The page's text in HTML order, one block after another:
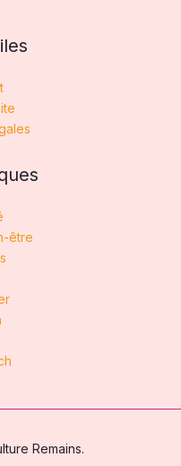
être
Remains.